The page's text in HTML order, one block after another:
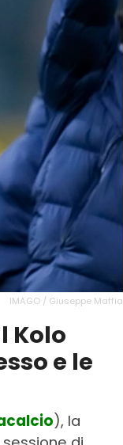
IMAGO / Giuseppe Maffia
Kolo
e le
), la